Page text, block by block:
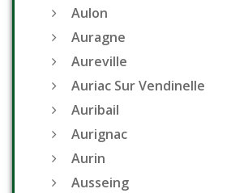
Aulon
Auragne
Aureville
Auriac Sur Vendinelle
Auribail
Aurignac
Aurin
Ausseing